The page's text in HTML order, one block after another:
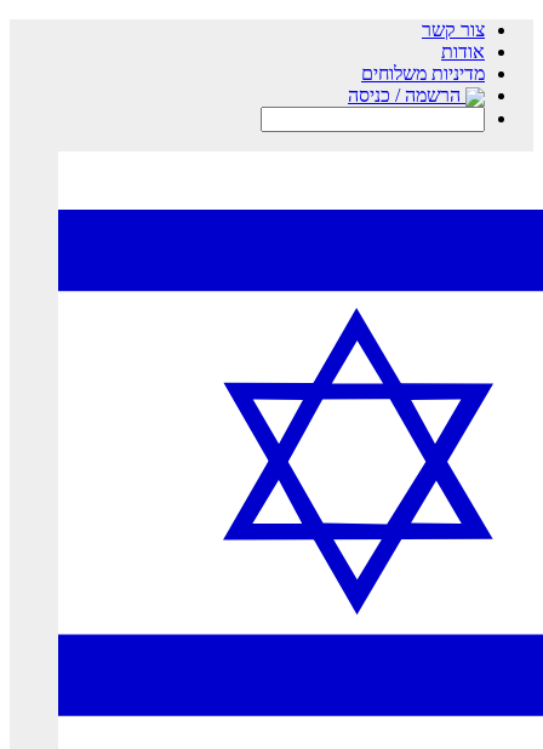
צור קשר
אודות
מדיניות משלוחים
הרשמה / כניסה